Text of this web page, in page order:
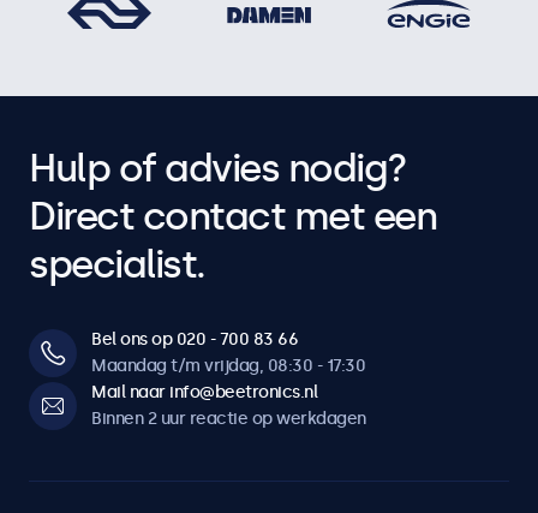
Hulp of advies nodig?
Direct contact met een
specialist.
Bel ons op 020 - 700 83 66
Maandag t/m vrijdag, 08:30 - 17:30
Mail naar info@beetronics.nl
Binnen 2 uur reactie op werkdagen